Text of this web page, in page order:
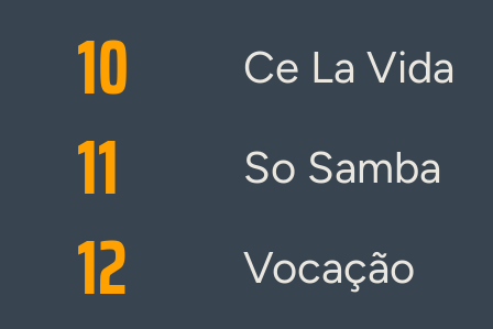
10 Ce La Vida
11 So Samba
12 Vocação